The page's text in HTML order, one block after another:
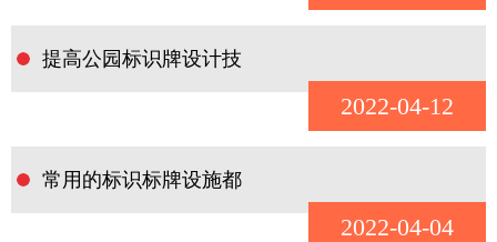
提高公园标识牌设计技
2022-04-12
常用的标识标牌设施都
2022-04-04